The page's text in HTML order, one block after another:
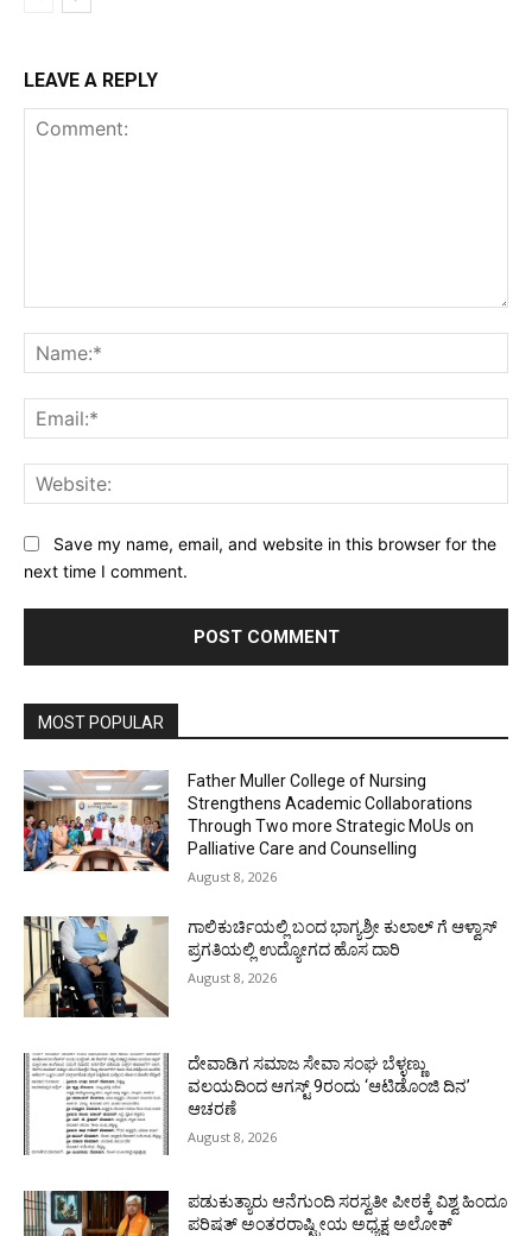
LEAVE A REPLY
Save my name, email, and website in this browser for the
next time I comment.
MOST POPULAR
Father Muller College of Nursing
Strengthens Academic Collaborations
Through Two more Strategic MoUs on
Palliative Care and Counselling
August 8, 2026
ಗಾಲಿಕುರ್ಚಿಯಲ್ಲಿ ಬಂದ ಭಾಗ್ಯಶ್ರೀ ಕುಲಾಲ್ ಗೆ ಆಳ್ವಾಸ್
ಪ್ರಗತಿಯಲ್ಲಿ ಉದ್ಯೋಗದ ಹೊಸ ದಾರಿ
August 8, 2026
ದೇವಾಡಿಗ ಸಮಾಜ ಸೇವಾ ಸಂಘ ಬೆಳ್ಳಣ್ಣು
ವಲಯದಿಂದ ಆಗಸ್ಟ್ 9ರಂದು ‘ಆಟಿಡೊಂಜಿ ದಿನ’
ಆಚರಣೆ
August 8, 2026
ಪಡುಕುತ್ಯಾರು ಆನೆಗುಂದಿ ಸರಸ್ವತೀ ಪೀಠಕ್ಕೆ ವಿಶ್ವ ಹಿಂದೂ
ಪರಿಷತ್ ಅಂತರರಾಷ್ಟ್ರೀಯ ಅಧ್ಯಕ್ಷ ಅಲೋಕ್